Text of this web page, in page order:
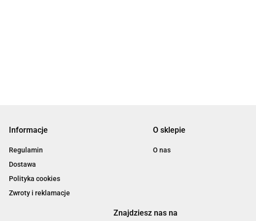
Informacje
Regulamin
Dostawa
Polityka cookies
Zwroty i reklamacje
O sklepie
O nas
Znajdziesz nas na